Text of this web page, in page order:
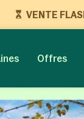
VENTE
Offres